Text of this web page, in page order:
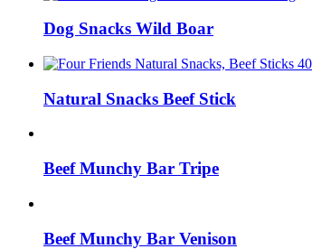
Dog Snacks Wild Boar
Natural Snacks Beef Stick
Beef Munchy Bar Tripe
Beef Munchy Bar Venison